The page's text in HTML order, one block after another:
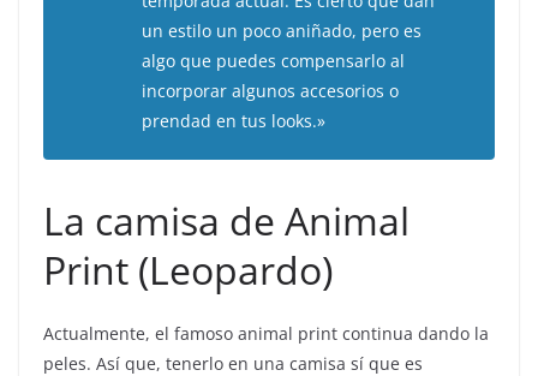
un estilo un poco aniñado, pero es
algo que puedes compensarlo al
incorporar algunos accesorios o
prendad en tus looks.»
La camisa de Animal
Print (Leopardo)
Actualmente, el famoso animal print continua dando la
peles. Así que, tenerlo en una camisa sí que es